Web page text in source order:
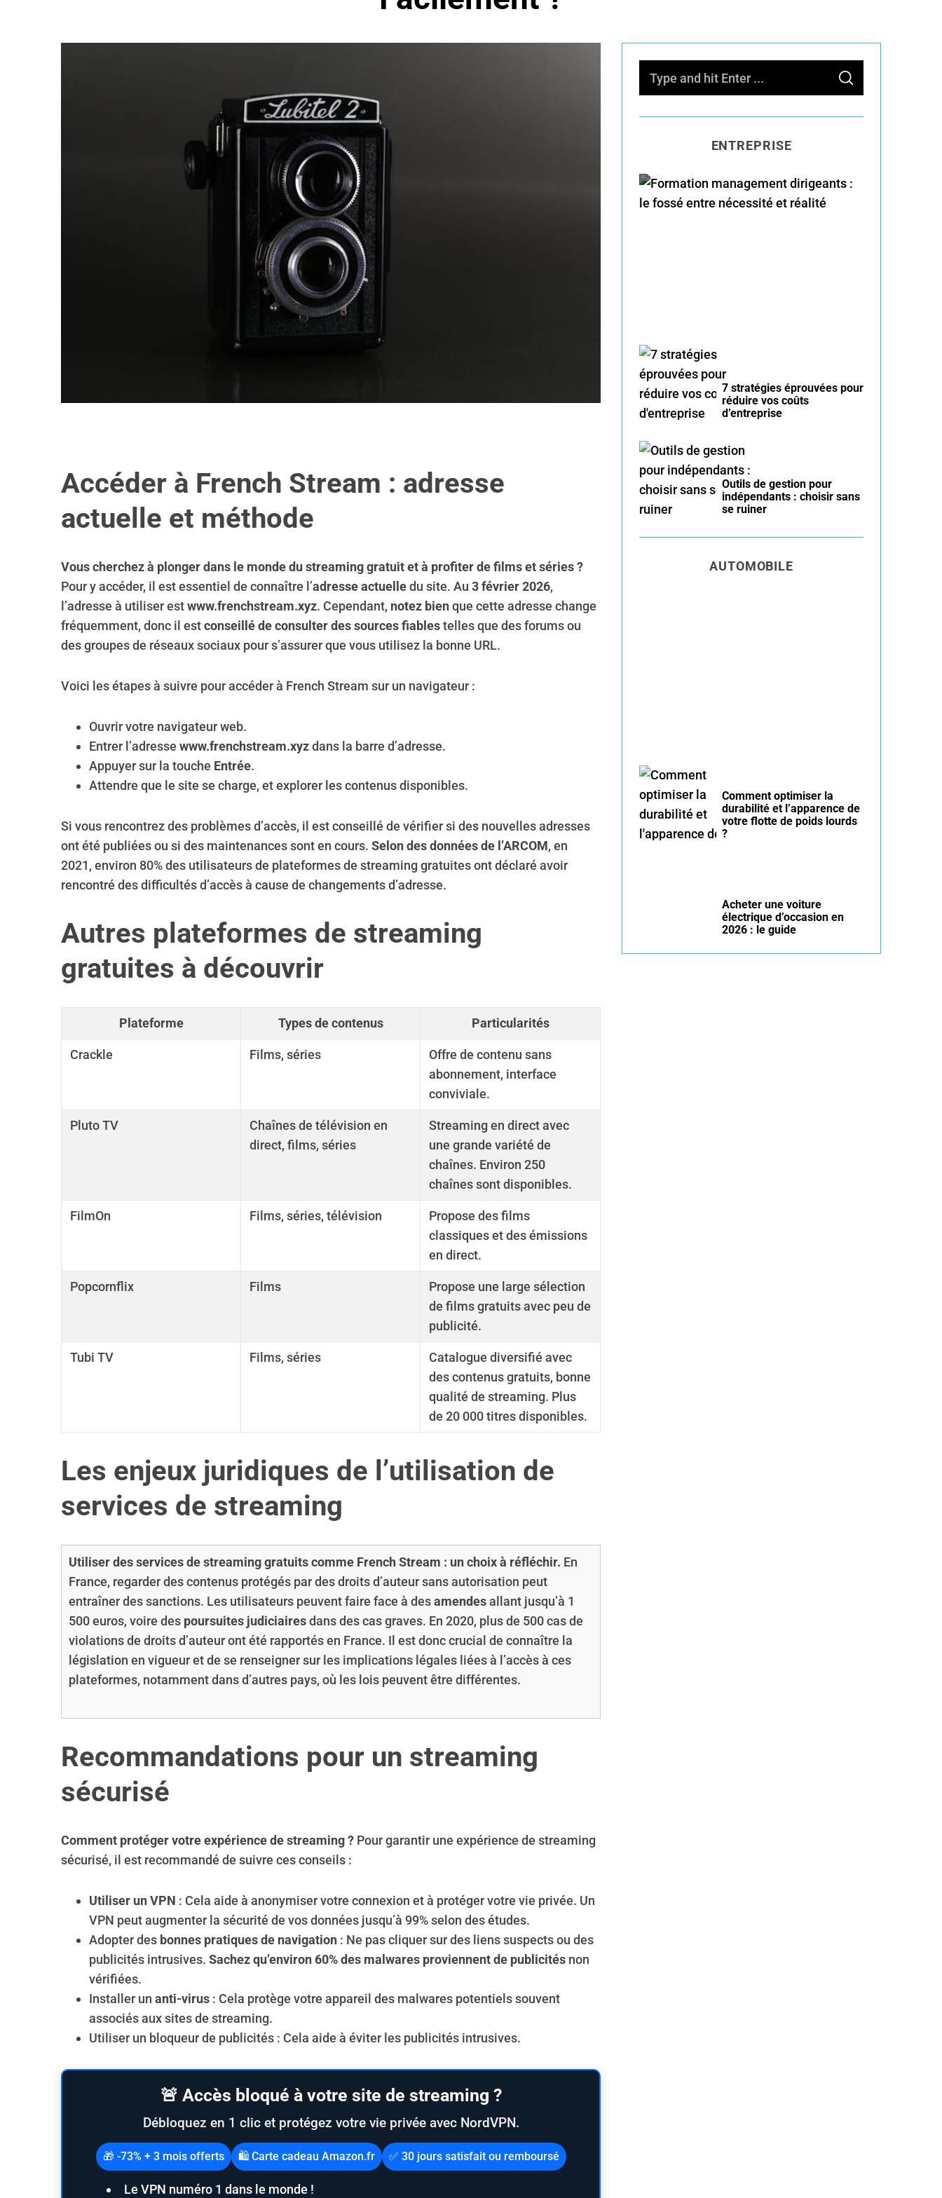
Accéder à French Stream : adresse
actuelle et méthode
Vous cherchez à plonger dans le monde du streaming gratuit et à profiter de films et séries ?
Pour y accéder, il est essentiel de connaître l’adresse actuelledu site. Au 3 février 2026,
l’adresse à utiliser estwww.frenchstream.xyz. Cependant, notez bienque cette adresse change
fréquemment, donc il estconseillé de consulter des sources fiablestelles que des forums ou
des groupes de réseaux sociaux pour s’assurer que vous utilisez la bonne URL.
Voici les étapes à suivre pour accéder à French Stream sur un navigateur :
Ouvrir votre navigateur web.
Entrer l’adresse www.frenchstream.xyzdans la barre d’adresse.
Appuyer sur la touche Entrée.
Attendre que le site se charge, et explorer les contenus disponibles.
Si vous rencontrez des problèmes d’accès, il est conseillé de vérifier si des nouvelles adresses
ont été publiées ou si des maintenances sont en cours. Selon des données de l’ARCOM, en
2021, environ 80% des utilisateurs de plateformes de streaming gratuites ont déclaré avoir
rencontré des difficultés d’accès à cause de changements d’adresse.
Autres plateformes de streaming
gratuites à découvrir
Plateforme Types de contenus Particularités
Crackle Films, séries
Offre de contenu sans
abonnement, interface
conviviale.
Pluto TV
Chaînes de télévision en
direct, films, séries
Streaming en direct avec
une grande variété de
chaînes. Environ 250
chaînes sont disponibles.
FilmOn Films, séries, télévision
Propose des films
classiques et des émissions
en direct.
Popcornflix Films
Propose une large sélection
de films gratuits avec peu de
publicité.
Tubi TV Films, séries
Catalogue diversifié avec
des contenus gratuits, bonne
qualité de streaming. Plus
de 20 000 titres disponibles.
Les enjeux juridiques de l’utilisation de
services de streaming
Utiliser des services de streaming gratuits comme French Stream : un choix à réfléchir. En
France, regarder des contenus protégés par des droits d’auteur sans autorisation peut
entraîner des sanctions. Les utilisateurs peuvent faire face à desamendesallant jusqu’à 1
500 euros, voire des poursuites judiciairesdans des cas graves. En 2020, plus de 500 cas de
violations de droits d’auteur ont été rapportés en France. Il est donc crucial de connaître la
législation en vigueur et de se renseigner sur les implications légales liées à l’accès à ces
plateformes, notamment dans d’autres pays, où les lois peuvent être différentes.
Recommandations pour un streaming
sécurisé
Comment protéger votre expérience de streaming ? Pour garantir une expérience de streaming
sécurisé, il est recommandé de suivre ces conseils :
Utiliser un VPN : Cela aide à anonymiser votre connexion et à protéger votre vie privée. Un
VPN peut augmenter la sécurité de vos données jusqu’à 99% selon des études.
Adopter des bonnes pratiques de navigation : Ne pas cliquer sur des liens suspects ou des
publicités intrusives. Sachez qu’environ 60% des malwares proviennent de publicités non
vérifiées.
Installer un anti-virus : Cela protège votre appareil des malwares potentiels souvent
associés aux sites de streaming.
Utiliser un bloqueur de publicités : Cela aide à éviter les publicités intrusives.
🚨 Accès bloqué à votre site de streaming ?
Débloquez en 1 clic et protégez votre vie privée avec NordVPN.
🎁 -73% + 3 mois offerts 🛍️ Carte cadeau Amazon.fr ✅ 30 jours satisfait ou remboursé
Le VPN numéro 1 dans le monde !
f
o
S
A
C
ENTREPRISE
7 stratégies éprouvées pour
réduire vos coûts
d’entreprise
Outils de gestion pour
indépendants : choisir sans
se ruiner
AUTOMOBILE
Comment optimiser la
durabilité et l’apparence de
votre flotte de poids lourds
?
Acheter une voiture
électrique d’occasion en
2026 : le guide
e